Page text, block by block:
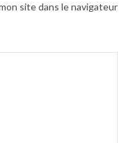
site dans le navigateur